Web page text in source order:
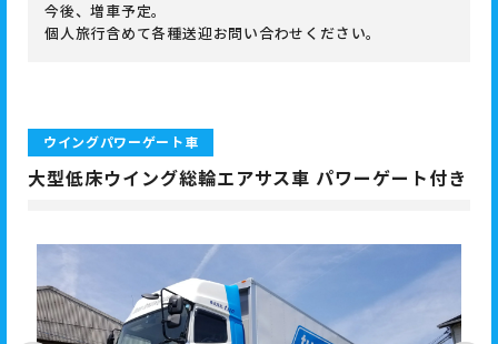
今後、増車予定。
個人旅行含めて各種送迎お問い合わせください。
ウイングパワーゲート車
大型低床ウイング総輪エアサス車 パワーゲート付き